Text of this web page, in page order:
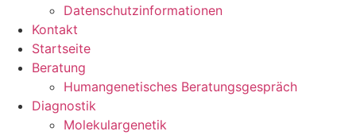
Datenschutzinformationen
Kontakt
Startseite
Beratung
Humangenetisches Beratungsgespräch
Diagnostik
Molekulargenetik